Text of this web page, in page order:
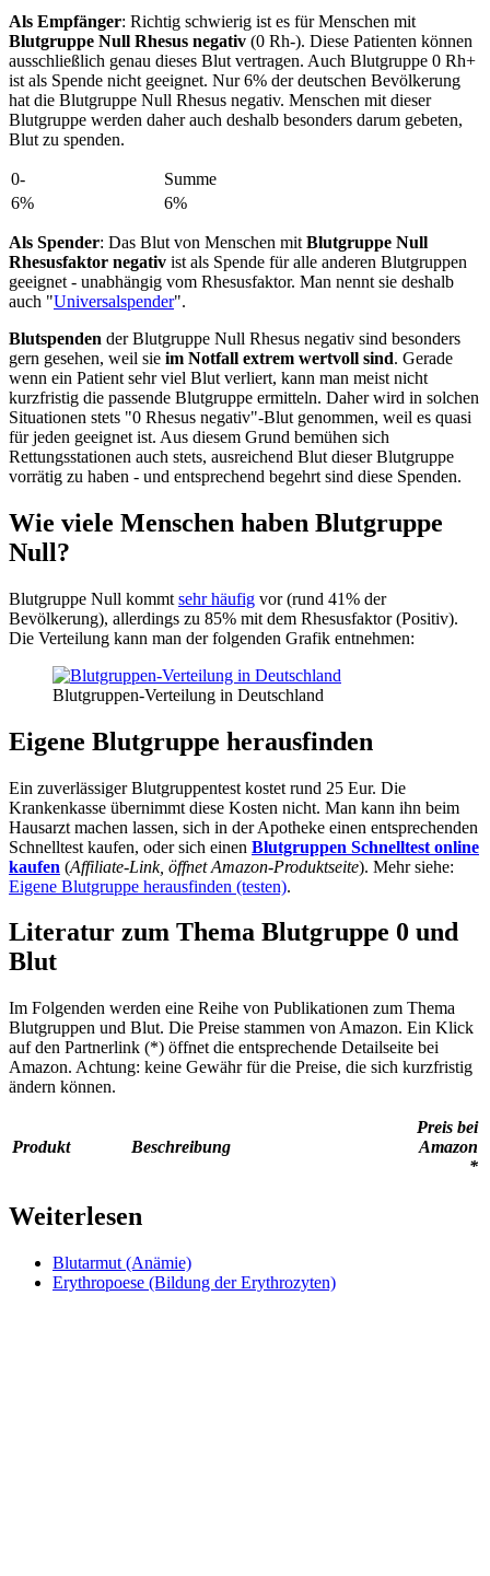
Als Empfänger: Richtig schwierig ist es für Menschen mit
Blutgruppe Null Rhesus negativ (0 Rh-). Diese Patienten können
ausschließlich genau dieses Blut vertragen. Auch Blutgruppe 0 Rh+
ist als Spende nicht geeignet. Nur 6% der deutschen Bevölkerung
hat die Blutgruppe Null Rhesus negativ. Menschen mit dieser
Blutgruppe werden daher auch deshalb besonders darum gebeten,
Blut zu spenden.
0-
Summe
6%
6%
Als Spender: Das Blut von Menschen mit Blutgruppe Null
Rhesusfaktor negativ ist als Spende für alle anderen Blutgruppen
geeignet - unabhängig vom Rhesusfaktor. Man nennt sie deshalb
auch "Universalspender".
Blutspenden der Blutgruppe Null Rhesus negativ sind besonders
gern gesehen, weil sie im Notfall extrem wertvoll sind. Gerade
wenn ein Patient sehr viel Blut verliert, kann man meist nicht
kurzfristig die passende Blutgruppe ermitteln. Daher wird in solchen
Situationen stets "0 Rhesus negativ"-Blut genommen, weil es quasi
für jeden geeignet ist. Aus diesem Grund bemühen sich
Rettungsstationen auch stets, ausreichend Blut dieser Blutgruppe
vorrätig zu haben - und entsprechend begehrt sind diese Spenden.
Wie viele Menschen haben Blutgruppe
Null?
Blutgruppe Null kommt sehr häufig vor (rund 41% der
Bevölkerung), allerdings zu 85% mit dem Rhesusfaktor (Positiv).
Die Verteilung kann man der folgenden Grafik entnehmen:
Blutgruppen-Verteilung in Deutschland
Eigene Blutgruppe herausfinden
Ein zuverlässiger Blutgruppentest kostet rund 25 Eur. Die
Krankenkasse übernimmt diese Kosten nicht. Man kann ihn beim
Hausarzt machen lassen, sich in der Apotheke einen entsprechenden
Schnelltest kaufen, oder sich einen Blutgruppen Schnelltest online
kaufen (Affiliate-Link, öffnet Amazon-Produktseite). Mehr siehe:
Eigene Blutgruppe herausfinden (testen).
Literatur zum Thema Blutgruppe 0 und
Blut
Im Folgenden werden eine Reihe von Publikationen zum Thema
Blutgruppen und Blut. Die Preise stammen von Amazon. Ein Klick
auf den Partnerlink (*) öffnet die entsprechende Detailseite bei
Amazon. Achtung: keine Gewähr für die Preise, die sich kurzfristig
ändern können.
Produkt Beschreibung
Preis bei
Amazon
*
Weiterlesen
Blutarmut (Anämie)
Erythropoese (Bildung der Erythrozyten)